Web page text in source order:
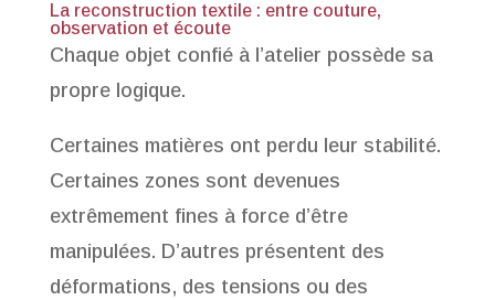
La reconstruction textile : entre couture,
observation et écoute
Chaque objet confié à l’atelier possède sa
propre logique.
Certaines matières ont perdu leur stabilité.
Certaines zones sont devenues
extrêmement fines à force d’être
manipulées. D’autres présentent des
déformations, des tensions ou des